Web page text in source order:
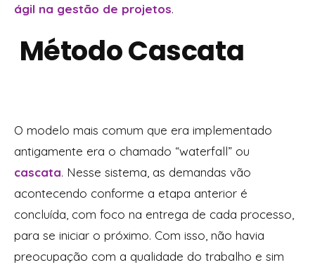
ágil na gestão de projetos.
Método Cascata
O modelo mais comum que era implementado
antigamente era o chamado “waterfall” ou
cascata. Nesse sistema, as demandas vão
acontecendo conforme a etapa anterior é
concluída, com foco na entrega de cada processo,
para se iniciar o próximo. Com isso, não havia
preocupação com a qualidade do trabalho e sim